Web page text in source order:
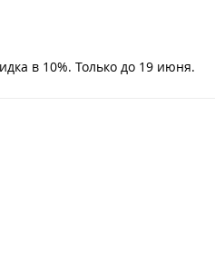
в 10%. Только до 19 июня.